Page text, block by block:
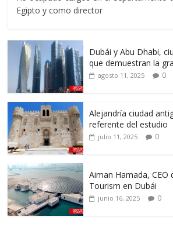
Egipto y como director
Dubái y Abu Dhabi,
que demuestran la
agosto 11, 2025 0
Alejandría ciudad
referente del estudio
julio 11, 2025 0
Aiman Hamada, CEO
Tourism en Dubái
junio 16, 2025 0